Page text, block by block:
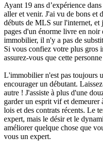
Ayant 19 ans d’expérience
aller et venir. J'ai vu de bons et
débuts de MLS sur l'internet, et
pages d'un énorme livre en
immobilier, il n'y a pas de
Si vous confiez votre plus gros
assurez-vous que cette
L'immobilier n'est pas toujours
encourager un débutant.
autre ! J'assiste à plus d'une
garder un esprit vif et demeurer
lois et des contrats récents. Le
expert, mais le désir et le
améliorer quelque chose que
vous un expert.